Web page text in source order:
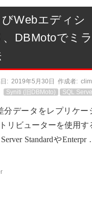
Webエディシ
DBMotoでミ
: 2019年5月30日 作成者:
Syniti (旧DBMoto)
SQL
分データをレプリケー
リビューターを使用す
StandardやEnterpr